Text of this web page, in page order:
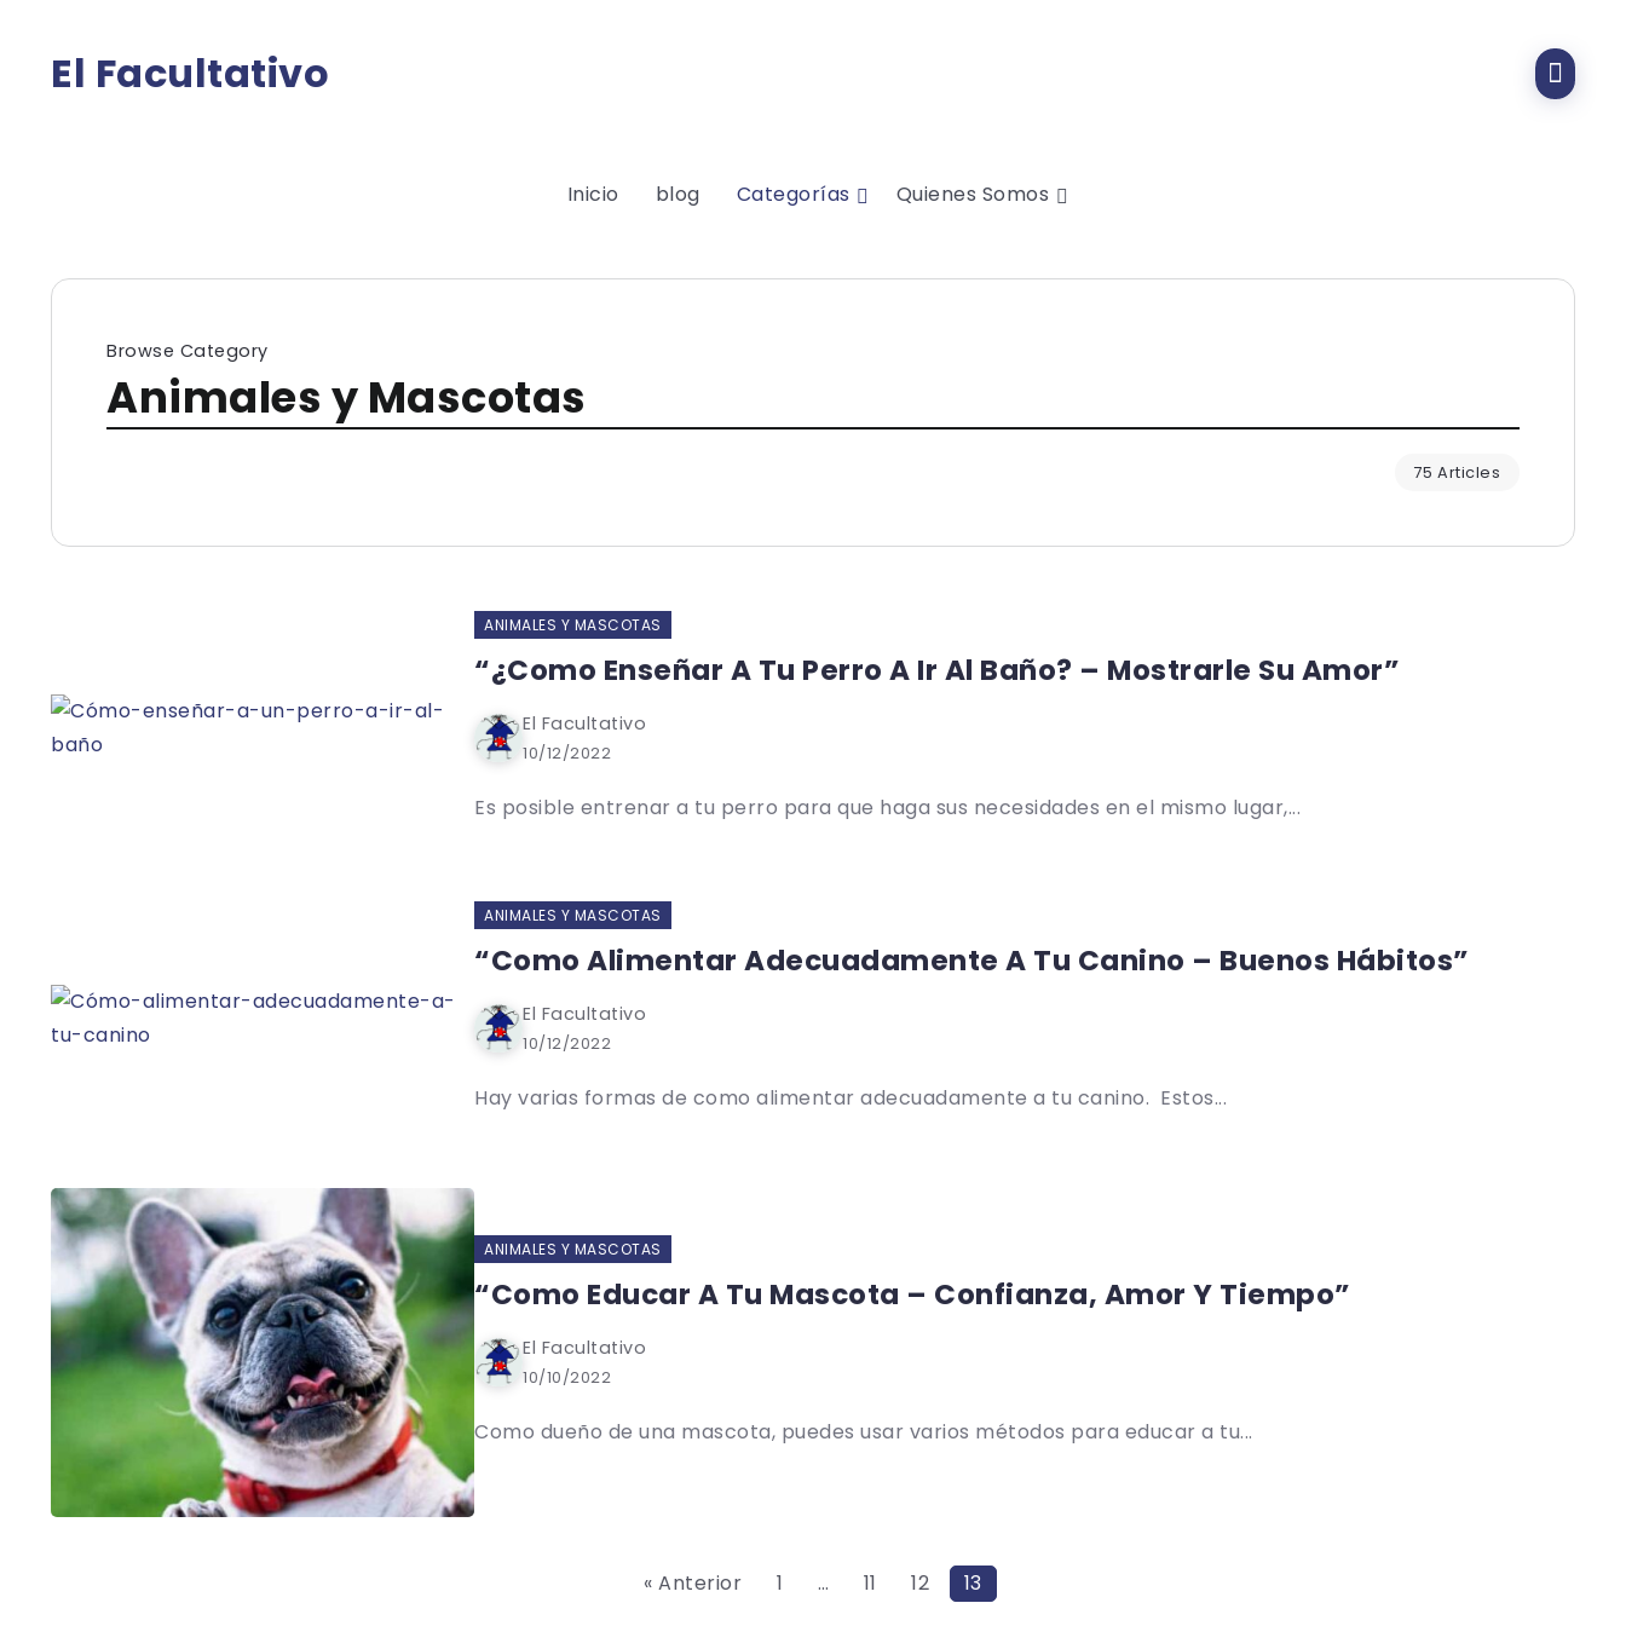
El Facultativo
Inicio blog Categorías Quienes Somos
Browse Category
Animales y Mascotas
75 Articles
ANIMALES Y MASCOTAS
“¿Como Enseñar A Tu Perro A Ir Al Baño? – Mostrarle Su Amor”
El Facultativo
10/12/2022
Es posible entrenar a tu perro para que haga sus necesidades en el mismo lugar,...
ANIMALES Y MASCOTAS
“Como Alimentar Adecuadamente A Tu Canino – Buenos Hábitos”
El Facultativo
10/12/2022
Hay varias formas de como alimentar adecuadamente a tu canino. Estos...
ANIMALES Y MASCOTAS
“Como Educar A Tu Mascota – Confianza, Amor Y Tiempo”
El Facultativo
10/10/2022
Como dueño de una mascota, puedes usar varios métodos para educar a tu...
« Anterior 1 … 11 12 13